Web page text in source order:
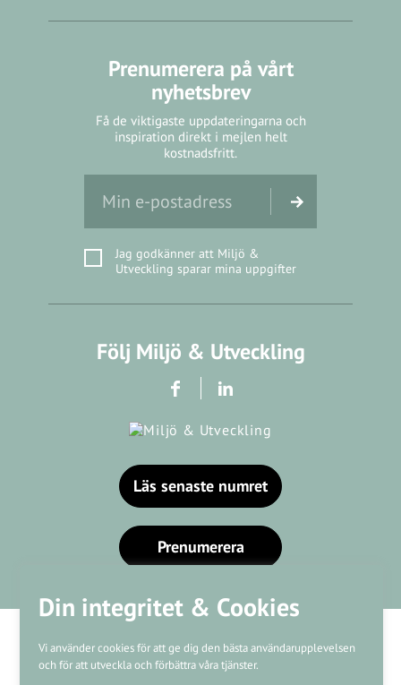
Din integritet & Cookies
Vi använder cookies för att ge dig den bästa användarupplevelsen
och för att utveckla och förbättra våra tjänster.
Prenumerera på vårt
nyhetsbrev
Få de viktigaste uppdateringarna och
inspiration direkt i mejlen helt
kostnadsfritt.
Jag godkänner att Miljö &
Utveckling sparar mina uppgifter
Följ Miljö & Utveckling
Läs senaste numret
Prenumerera